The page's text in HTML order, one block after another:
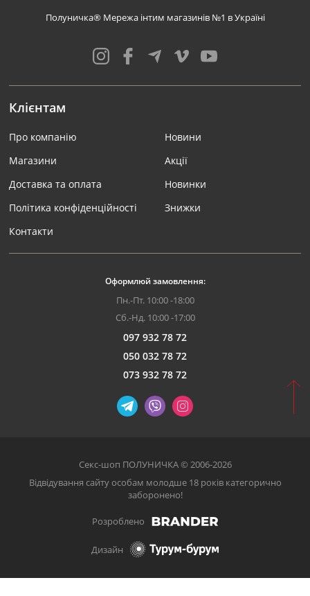
Полуничка® Мережа інтим магазинів №1 в Україні
Клієнтам
Про компанію
Магазини
Доставка та оплата
Політика конфіденційності
Контакти
Новини
Акції
Новинки
Знижки
Оформлюй замовлення:
Пн.-Пт. 10:00 -18:00
Сб.-Нд. 10:00 -17:00
097 932 78 72
050 032 78 72
073 932 78 72
Секс-шоп ПОЛУНИЧКА © 2006-2026
Відвідування сайту особам молодше 18 років категорично
заборонено!
Розроблено
Дизайн